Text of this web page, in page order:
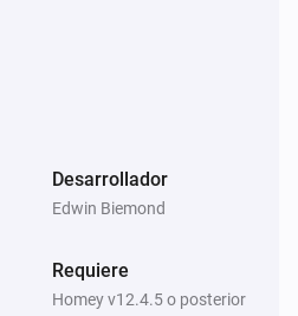
ha cambiado
ha cambiado
Desarrollador
Edwin Biemond
Requiere
Homey v12.4.5 o posterior